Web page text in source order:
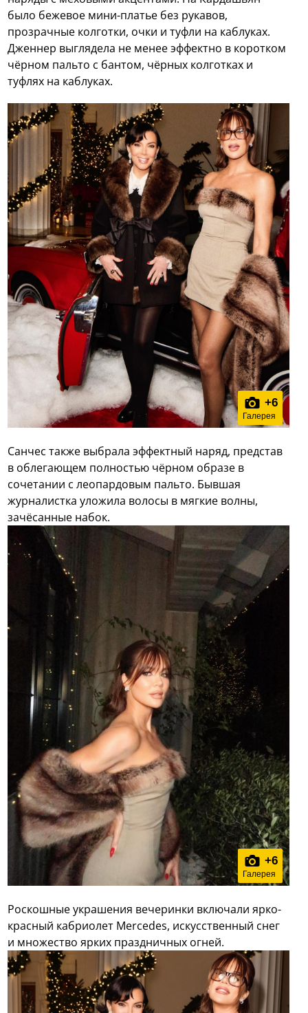
было бежевое мини-платье без рукавов,
прозрачные колготки, очки и туфли на каблуках.
Дженнер выглядела не менее эффектно в коротком
чёрном пальто с бантом, чёрных колготках и
туфлях на каблуках.
+6
Галерея
Санчес также выбрала эффектный наряд, представ
в облегающем полностью чёрном образе в
сочетании с леопардовым пальто. Бывшая
журналистка уложила волосы в мягкие волны,
зачёсанные набок.
+6
Галерея
Роскошные украшения вечеринки включали ярко-
красный кабриолет Mercedes, искусственный снег
и множество ярких праздничных огней.